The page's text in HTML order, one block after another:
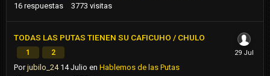
16 respuestas 3773 visitas
TODAS LAS PUTAS TIENEN SU CAFICUHO / CHULO
1 2
Porjubilo_24 14 Julio en Hablemos de las Putas